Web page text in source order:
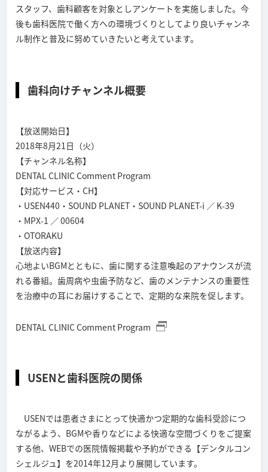
スタッフ、歯科顧客を対象としアンケートを実施しました。今
後も歯科医院で働く方への環境づくりとしてより良いチャンネ
ル制作と普及に努めていきたいと考えています。
歯科向けチャンネル概要
【放送開始日】
2018年8月21日（火）
【チャンネル名称】
DENTAL CLINIC Comment Program
【対応サービス・CH】
・USEN440・SOUND PLANET・SOUND PLANET-i ／ K-39
・MPX-1 ／ 00604
・OTORAKU
【放送内容】
心地よいBGMとともに、歯に関する注意喚起のアナウンスが流
れる番組。歯周病や虫歯予防など、歯のメンテナンスの重要性
を治療中の耳にお届けすることで、定期的な来院を促します。
DENTAL CLINIC Comment Program
USENと歯科医院の関係
USENでは患者さまにとって快適かつ定期的な歯科受診につ
ながるよう、BGMや香りなどによる快適な空間づくりをご提案
する他、WEBでの医院情報掲載や予約ができる【デンタルコン
シェルジュ】を2014年12月より展開しています。